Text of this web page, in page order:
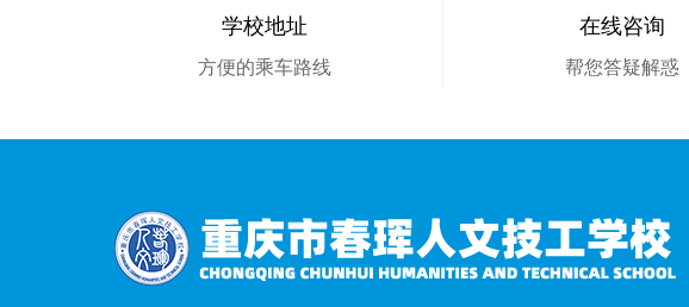
学校地址
方便的乘车路线
在线咨询
帮您答疑解惑